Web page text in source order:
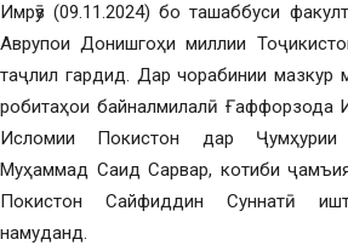
Имрӯз (09.11.2024) бо ташаббуси
Аврупои Донишгоҳи миллии
таҷлил гардид. Дар чорабинии мазкур
робитаҳои байналмилалӣ Ғаффорзода
Исломии Покистон дар Ҷумҳурии
Муҳаммад Саид Сарвар, котиби
Покистон Сайфиддин Суннатӣ
намуданд.